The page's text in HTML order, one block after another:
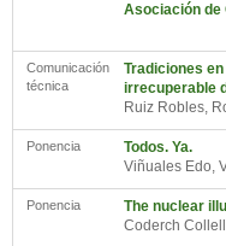
Asociación de
Comunicación
técnica
Tradiciones
irrecuperable
Ruiz Robles,
Ponencia
Todos. Ya.
Viñuales Edo,
Ponencia
The nuclear
Coderch